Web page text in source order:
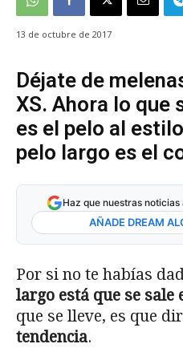
13 de octubre de 2017
Déjate de
XS. Ahora lo que
es el pelo al
pelo largo es el
Haz que nuestras
AÑADE DREAM
Por si no te habías
largo está que se sale
que se lleve, es que
tendencia.